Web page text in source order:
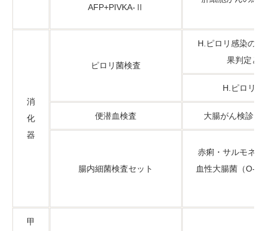
AFP+PIVKA-Ⅱ
消
化
器
ピロリ菌検査
H.ピロリ感染の
果判定と
H.ピロリ
便潜血検査 大腸がん検診と
腸内細菌検査セット
赤痢・サルモネ
血性大腸菌（O-
甲